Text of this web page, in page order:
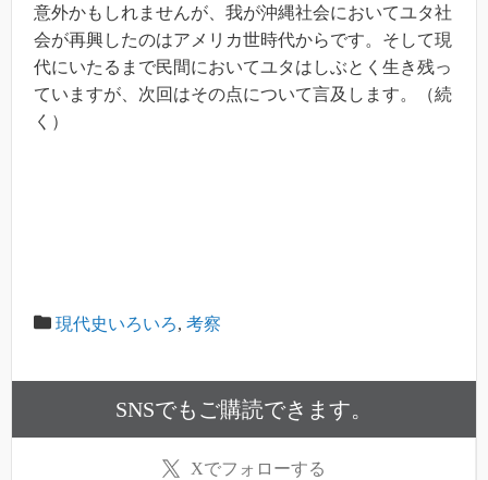
意外かもしれませんが、我が沖縄社会においてユタ社
会が再興したのはアメリカ世時代からです。そして現
代にいたるまで民間においてユタはしぶとく生き残っ
ていますが、次回はその点について言及します。（続
く）
現代史いろいろ, 考察
SNSでもご購読できます。
Xでフォローする